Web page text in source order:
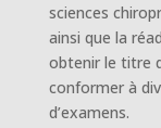
sciences
ainsi que la
obtenir le titre
conformer à
d’examens.